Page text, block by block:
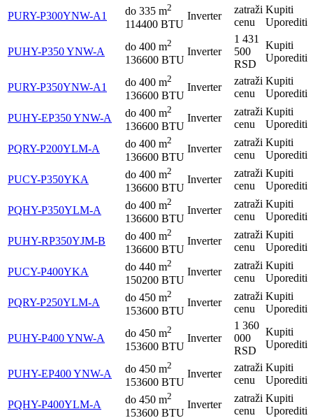
PURY-P300YNW-A1 do 335 m2
114400 BTU
Inverter
zatraži
cenu
Kupiti
Uporediti
PUHY-P350 YNW-A do 400 m2
136600 BTU
Inverter
1 431
500
RSD
Kupiti
Uporediti
PURY-P350YNW-A1 do 400 m2
136600 BTU
Inverter
zatraži
cenu
Kupiti
Uporediti
PUHY-EP350 YNW-A do 400 m2
136600 BTU
Inverter
zatraži
cenu
Kupiti
Uporediti
PQRY-P200YLM-A do 400 m2
136600 BTU
Inverter
zatraži
cenu
Kupiti
Uporediti
PUCY-P350YKA do 400 m2
136600 BTU
Inverter
zatraži
cenu
Kupiti
Uporediti
PQHY-P350YLM-A do 400 m2
136600 BTU
Inverter
zatraži
cenu
Kupiti
Uporediti
PUHY-RP350YJM-B do 400 m2
136600 BTU
Inverter
zatraži
cenu
Kupiti
Uporediti
PUCY-P400YKA do 440 m2
150200 BTU
Inverter
zatraži
cenu
Kupiti
Uporediti
PQRY-P250YLM-A do 450 m2
153600 BTU
Inverter
zatraži
cenu
Kupiti
Uporediti
PUHY-P400 YNW-A do 450 m2
153600 BTU
Inverter
1 360
000
RSD
Kupiti
Uporediti
PUHY-EP400 YNW-A do 450 m2
153600 BTU
Inverter
zatraži
cenu
Kupiti
Uporediti
PQHY-P400YLM-A do 450 m2
153600 BTU
Inverter
zatraži
cenu
Kupiti
Uporediti